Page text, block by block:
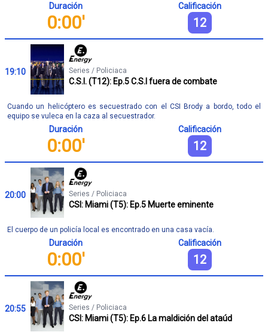
Duración
0:00'
Calificación
12
19:10 Series / Policiaca
C.S.I. (T12): Ep.5 C.S.I fuera de combate
Cuando un helicóptero es secuestrado con el CSI Brody a bordo, todo el
equipo se vuleca en la caza al secuestrador.
Duración
0:00'
Calificación
12
20:00 Series / Policiaca
CSI: Miami (T5): Ep.5 Muerte eminente
El cuerpo de un policía local es encontrado en una casa vacía.
Duración
0:00'
Calificación
12
20:55 Series / Policiaca
CSI: Miami (T5): Ep.6 La maldición del ataúd